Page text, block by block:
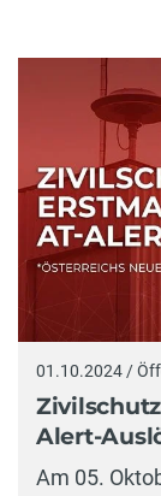
01.10.2024 /
Alert-
Am 05.